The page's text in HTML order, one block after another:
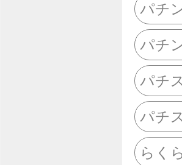
パチ
パチ
パチ
パチ
らく